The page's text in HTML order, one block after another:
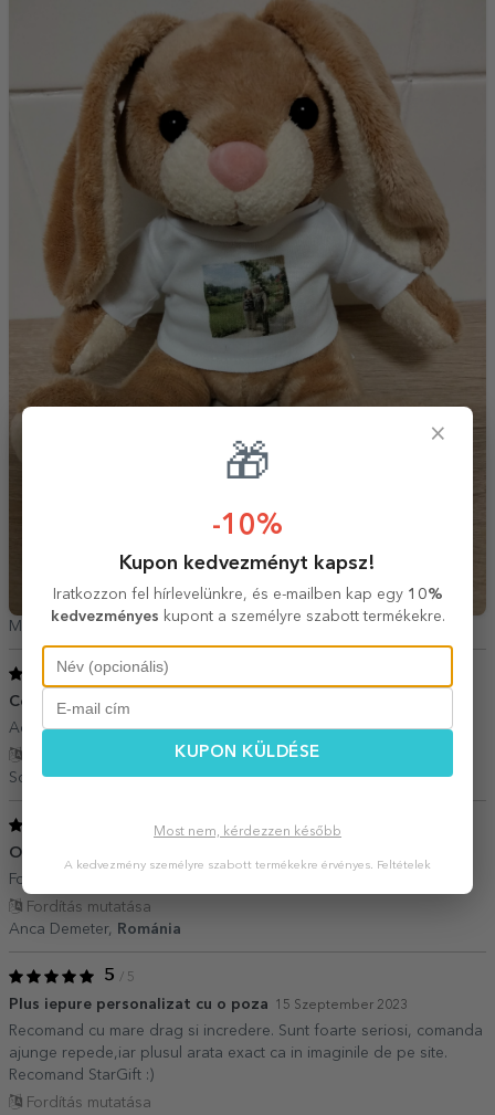
Mariana,Románia
5/ 5
Cool 25 Május 2024
Adorabil.... sunt foarte multumit.
Sorin G.,Románia
O achizitie haioasa
Foarte drăguț iepurașul, poza însă e foarte micuță.
Fordítás mutatása
Anca Demeter,
Románia
5 / 5
Plus iepure personalizat cu o poza 15 Szeptember 2023
Recomand cu mare drag si incredere. Sunt foarte seriosi, comanda
ajunge repede,iar plusul arata exact ca in imaginile de pe site.
Recomand StarGift :)
Fordítás mutatása
×
🎁
-10%
Kupon kedvezményt kapsz!
Iratkozzon fel hírlevelünkre, és e-mailben kap egy 10%
kedvezményes kupont a személyre szabott termékekre.
KUPON KÜLDÉSE
Most nem, kérdezzen később
A kedvezmény személyre szabott termékekre érvényes. Feltételek